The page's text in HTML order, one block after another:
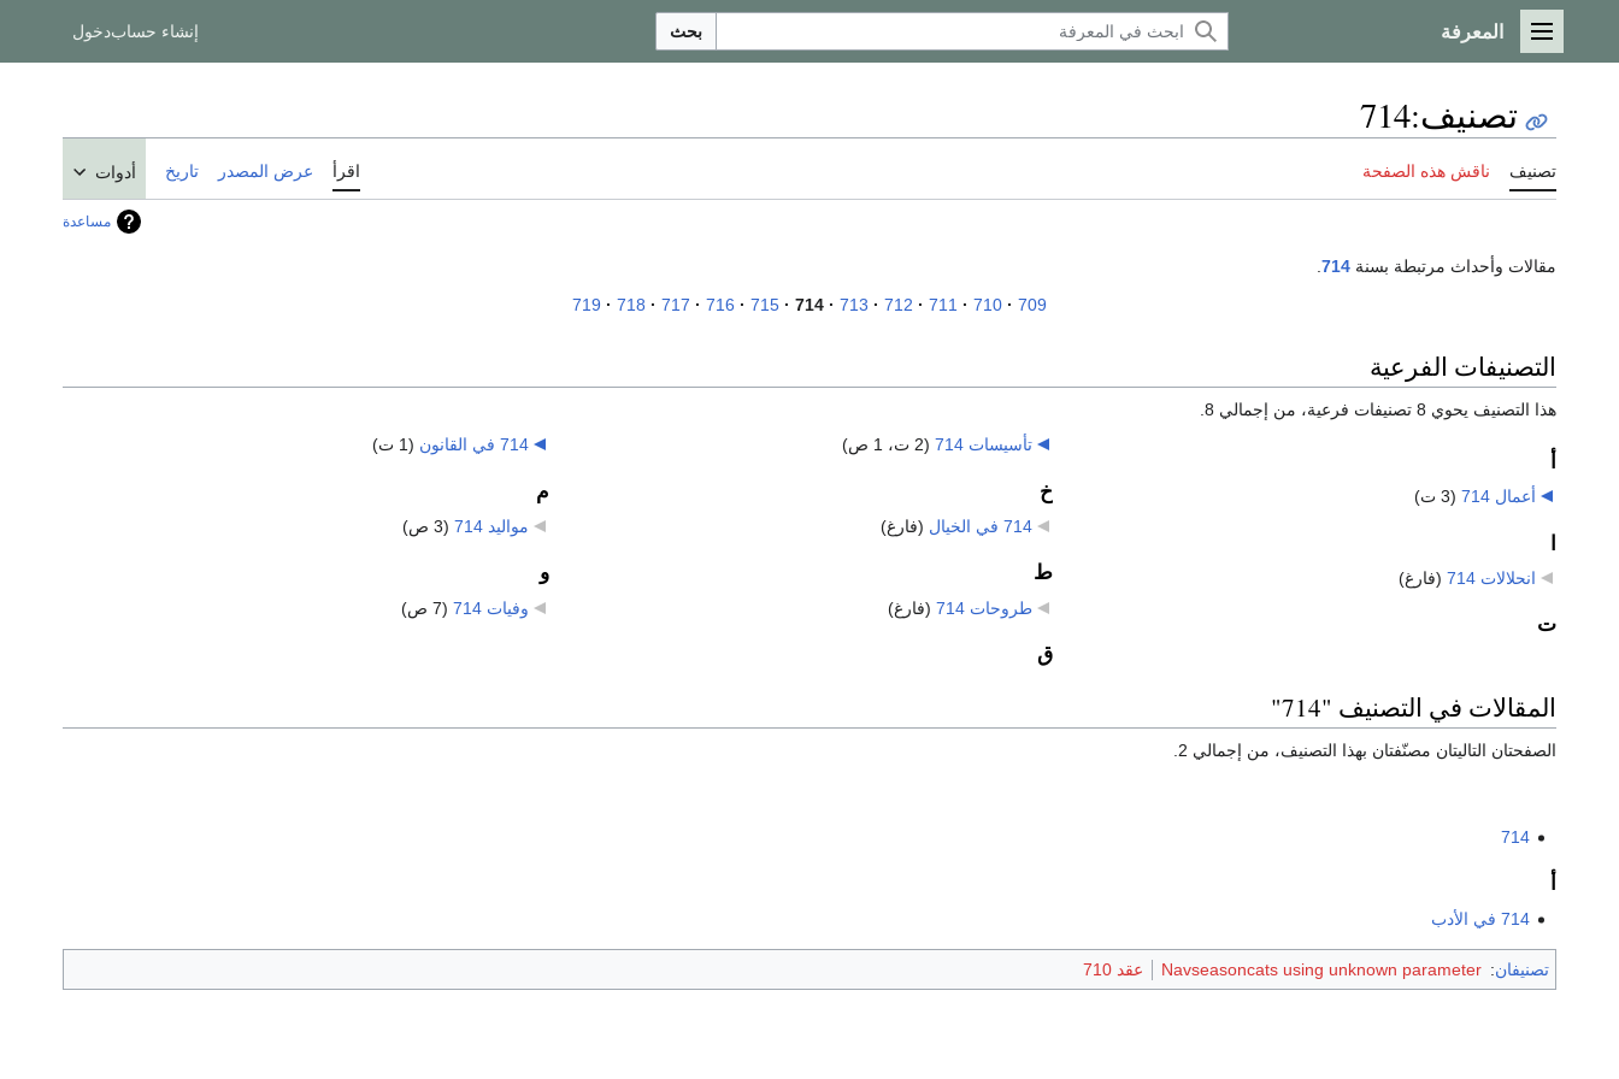
القائمة الرئيسية
المعرفة بحث إنشاء حسابدخول
تصنيف:
714
تصنيف ناقش هذه الصفحة اقرأ عرض المصدر تاريخ أدوات
مساعدة
مقالات وأحداث مرتبطة بسنة 714
709
710
711
712
713
714
715
716
717
718
719
التصنيفات الفرعية
هذا التصنيف يحوي 8 تصنيفات فرعية، من إجمالي 8.
أعمال 714 (3 ت)
انحلالات 714 (فارغ)
ت
تأسيسات 714 (2 ت، 1 ص)
خ
714 في الخيال (فارغ)
ط
طروحات 714 (فارغ)
ق
714 في القانون (1 ت)
م
مواليد 714 (3 ص)
و
وفيات 714 (7 ص)
المقالات في التصنيف "714"
الصفحتان التاليتان مصنّفتان بهذا التصنيف، من إجمالي 2.
714
714 في الأدب
تصنيفان:
Navseasoncats using unknown parameter عقد 710